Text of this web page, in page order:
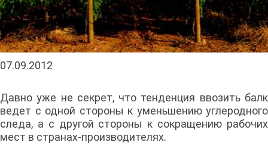
07.09.2012
Давно уже не секрет, что тенденция ввозить балк
ведет с одной стороны к уменьшению углеродного
следа, а с другой стороны к сокращению рабочих
мест в странах-производителях.